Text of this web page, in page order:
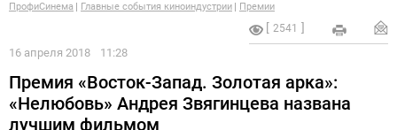
ПрофиСинема Главные события киноиндустрии Премии
2541
16 апреля 2018 11:28
Премия «Восток-Запад. Золотая арка»:
«Нелюбовь» Андрея Звягинцева названа
лучшим фильмом